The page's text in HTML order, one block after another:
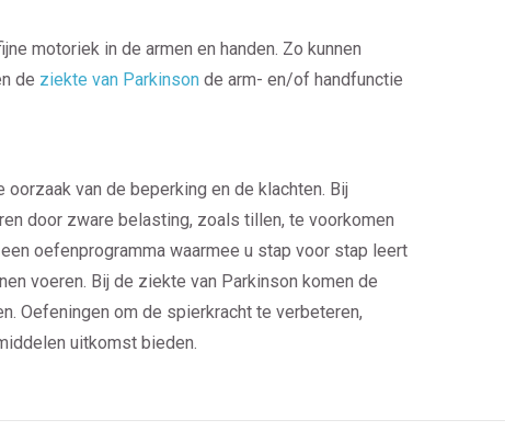
motoriek in de armen en handen. Zo kunnen
de ziekte van Parkinson de arm- en/of handfunctie
van de beperking en de klachten. Bij
door zware belasting, zoals tillen, te voorkomen
oefenprogramma waarmee u stap voor stap leert
voeren. Bij de ziekte van Parkinson komen de
Oefeningen om de spierkracht te verbeteren,
uitkomst bieden.